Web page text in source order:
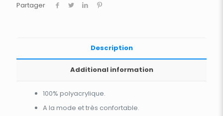
Partager
Description
Additional information
100% polyacrylique.
A la mode et très confortable.